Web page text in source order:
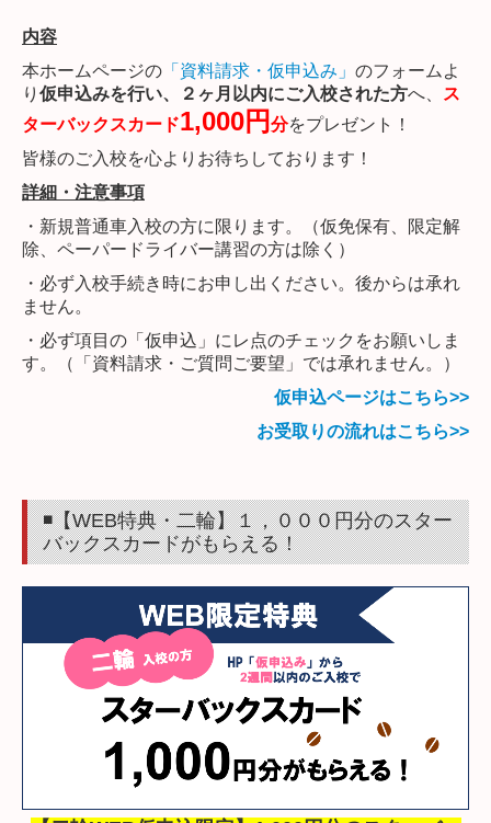
内容
本ホームページの 「資料請求・仮申込み」 のフォームよ
り 仮申込みを行い、２ヶ月以内にご入校された方へ、
ス
ターバックスカード1,000円 分をプレゼント！
皆様のご入校を心よりお待ちしております！
詳細・注意事項
・新規普通車入校の方に限ります。（仮免保有、限定解
除、ペーパードライバー講習の方は除く）
・必ず入校手続き時にお申し出ください。後からは承れ
ません。
・必ず項目の「仮申込」にレ点のチェックをお願いしま
す。（「資料請求・ご質問ご要望」では承れません。）
仮申込ページはこちら>>
お受取りの流れはこちら>>
◾️【WEB特典・二輪】１，０００円分のスター
バックスカードがもらえる！